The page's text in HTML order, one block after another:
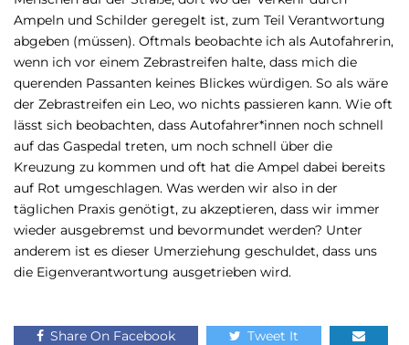
Ampeln und Schilder geregelt ist, zum Teil Verantwortung
abgeben (müssen). Oftmals beobachte ich als Autofahrerin,
wenn ich vor einem Zebrastreifen halte, dass mich die
querenden Passanten keines Blickes würdigen. So als wäre
der Zebrastreifen ein Leo, wo nichts passieren kann. Wie oft
lässt sich beobachten, dass Autofahrer*innen noch schnell
auf das Gaspedal treten, um noch schnell über die
Kreuzung zu kommen und oft hat die Ampel dabei bereits
auf Rot umgeschlagen. Was werden wir also in der
täglichen Praxis genötigt, zu akzeptieren, dass wir immer
wieder ausgebremst und bevormundet werden? Unter
anderem ist es dieser Umerziehung geschuldet, dass uns
die Eigenverantwortung ausgetrieben wird.
Share On Facebook Tweet It